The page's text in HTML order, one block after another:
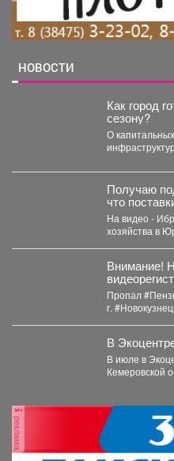
НОВОСТИ
Как город
сезону?
О
Получаю
что
уборочной
На видео -
хозяйства в
Внимание!
Пропал
В
В июле в
Кемеровской
реклама